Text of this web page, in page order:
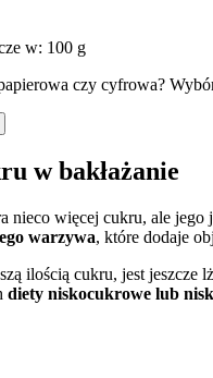
w: 100 g
czy cyfrowa?
w bakłażanie
nieco więcej cukru, ale
warzywa, które dodaje
ilością cukru, jest jeszcze
diety niskocukrowe lub